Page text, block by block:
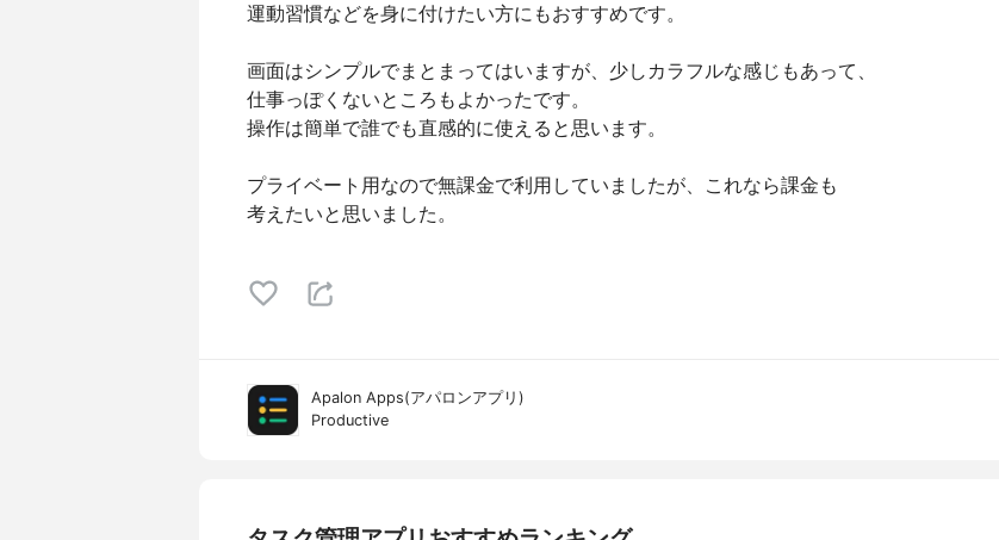
運動習慣などを身に付けたい方にもおすすめです。
画面はシンプルでまとまってはいますが、少しカラフルな感じもあって、
仕事っぽくないところもよかったです。
操作は簡単で誰でも直感的に使えると思います。
プライベート用なので無課金で利用していましたが、これなら課金も
考えたいと思いました。
Apalon Apps(アパロンアプリ)
Productive